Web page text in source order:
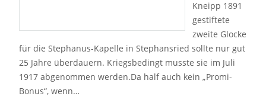
Kneipp 1891
gestiftete
zweite Glocke
für die Stephanus-Kapelle in Stephansried sollte nur gut
25 Jahre überdauern. Kriegsbedingt musste sie im Juli
1917 abgenommen werden.Da half auch kein „Promi-
Bonus“, wenn…